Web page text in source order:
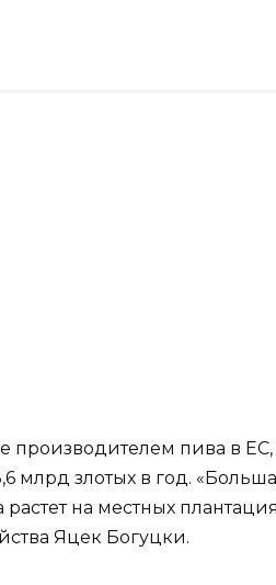
пива в ЕС,
млрд злотых в год.
на местных
Яцек Богуцки.